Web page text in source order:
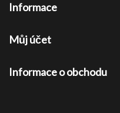
Informace
Můj účet
Informace o obchodu